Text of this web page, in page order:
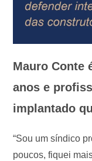
Mauro Conte
anos e
implantado
“Sou um síndico
poucos, fiquei